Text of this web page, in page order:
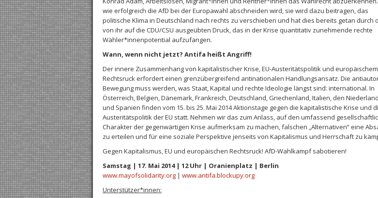
wie erfolgreich die AfD bei der Europawahl abschneiden wird, sie wird dazu beitragen, das
politische Klima in Deutschland nach rechts zu verschieben und hat dies bereits getan durch
von ihr auf die CDU/CSU ausgeübten Druck, das in der Krise quantitativ zunehmende rechte
Wähler*innenpotential aufzufangen.
Wann, wenn nicht jetzt? Antifa heißt Angriff!
Der innere Zusammenhang von kapitalistischer Krise, EU-Austeritätspolitik und europäischem
Rechtsruck erfordert einen grenzübergreifend antinationalen Handlungsansatz. Die
Bewegung muss werden, was Staat, Kapital und rechte Ideologie längst sind: international. In
Österreich, Belgien, Dänemark, Frankreich, Deutschland, Griechenland, Italien, den
und Spanien finden vom 15. bis 25. Mai 2014 Aktionstage gegen die kapitalistische Krise und
Austeritätspolitik der EU statt. Nehmen wir das zum Anlass, auf den umfassend
Charakter der gegenwärtigen Krise aufmerksam zu machen, falschen „Alternativen“ eine
zu erteilen und für eine soziale Perspektive jenseits von Kapitalismus und Herrschaft zu
Gegen Kapitalismus, EU und europäischen Rechtsruck! AfD-Wahlkampf sabotieren!
Samstag | 17. Mai 2014 | 12 Uhr | Oranienplatz | Berlin
www.mayofsolidarity.org | www.antifa.blockupy.org
Unterstützer*innen: